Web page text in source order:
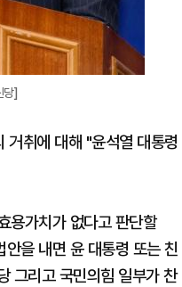
당]
거취에 대해 "윤석열 대통령
용가치가 없다고 판단할
을 내면 윤 대통령 또는 친
그리고 국민의힘 일부가 찬